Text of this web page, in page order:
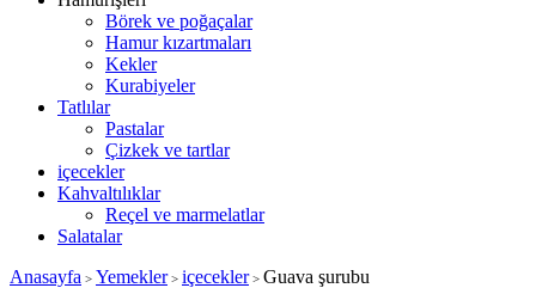
Börek ve poğaçalar
Hamur kızartmaları
Kekler
Kurabiyeler
Tatlılar
Pastalar
Çizkek ve tartlar
içecekler
Kahvaltılıklar
Reçel ve marmelatlar
Salatalar
Anasayfa > Yemekler> içecekler> Guava şurubu